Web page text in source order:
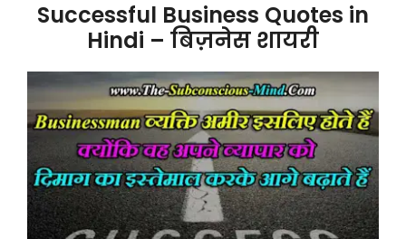
Successful Business Quotes in
Hindi – बिज़नेस शायरी